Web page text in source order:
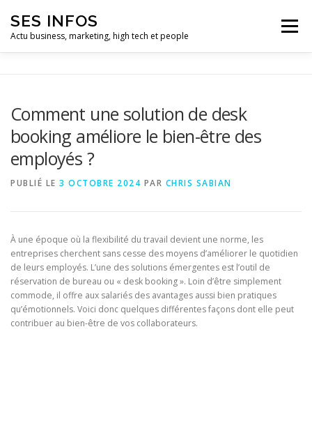
contenu
SES INFOS
Actu business, marketing, high tech et people
Menu
HIGH TECH ET INFORMATIQUE INFLUENCEURS
Comment une solution de desk
booking améliore le bien-être des
employés ?
PUBLIÉ LE 3 OCTOBRE 2024 PAR CHRIS SABIAN
À une époque où la flexibilité du travail devient une norme, les
entreprises cherchent sans cesse des moyens d’améliorer le quotidien
de leurs employés. L’une des solutions émergentes est l’outil de
réservation de bureau ou « desk booking ». Loin d’être simplement
commode, il offre aux salariés des avantages aussi bien pratiques
qu’émotionnels. Voici donc quelques différentes façons dont elle peut
contribuer au bien-être de vos collaborateurs.